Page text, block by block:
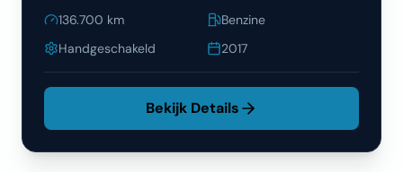
136.700 km
Benzine
Handgeschakeld
2017
Bekijk Details